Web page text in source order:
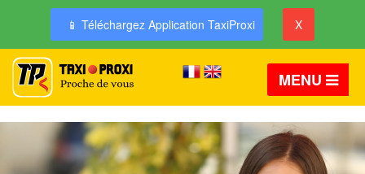
📱 Téléchargez Application TaxiProxi X
MENU